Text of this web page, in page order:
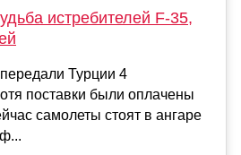
истребителей F-35,
Турции 4
поставки были оплачены
самолеты стоят в ангаре